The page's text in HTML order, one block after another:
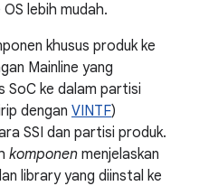
lebih mudah.
khusus produk ke
Mainline yang
SoC ke dalam partisi
dengan VINTF)
SSI dan partisi produk.
komponen menjelaskan
library yang diinstal ke